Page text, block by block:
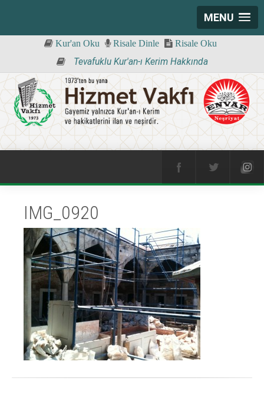
MENU
Kur'an Oku Risale Dinle Risale Oku
Tevafuklu Kur'an-ı Kerim Hakkında
IMG_0920